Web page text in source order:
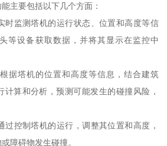
主要包括以下几个方面：
时监测塔机的运行状态、位置和高度等信
等设备获取数据，并将其显示在监控中
据塔机的位置和高度等信息，结合建筑
计算和分析，预测可能发生的碰撞风险，
过控制塔机的运行，调整其位置和高度，
障碍物发生碰撞。